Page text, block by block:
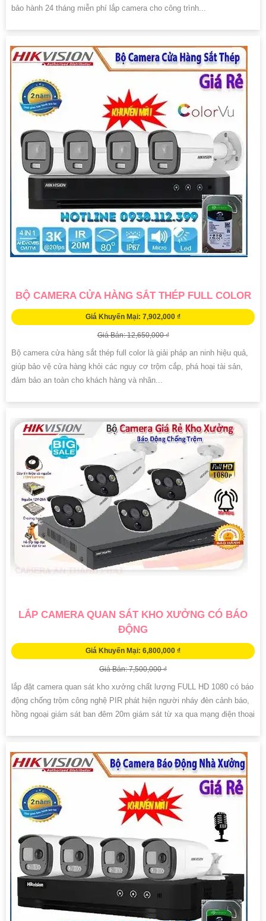
bảo hành 24 tháng miễn phí lắp camera cho công trình...
BỘ CAMERA CỬA HÀNG SẮT THÉP FULL COLOR
Giá Khuyến Mại: 7,902,000 ₫
Giá Bán: 12,650,000 ₫
Bộ camera cửa hàng sắt thép full color là giải pháp an ninh hiệu quả,
giúp bảo vệ cửa hàng khỏi các nguy cơ trộm cắp, phá hoại tài sản,
đảm bảo an toàn cho khách hàng và nhân...
LẮP CAMERA QUAN SÁT KHO XƯỞNG CÓ BÁO
ĐỘNG
Giá Khuyến Mại: 6,800,000 ₫
Giá Bán: 7,500,000 ₫
lắp đặt camera quan sát kho xưởng chất lượng FULL HD 1080 có báo
động chống trộm công nghệ PIR phát hiện người nháy đèn cảnh báo,
hồng ngoại giám sát ban đêm 20m giám sát từ xa qua mạng điện thoại